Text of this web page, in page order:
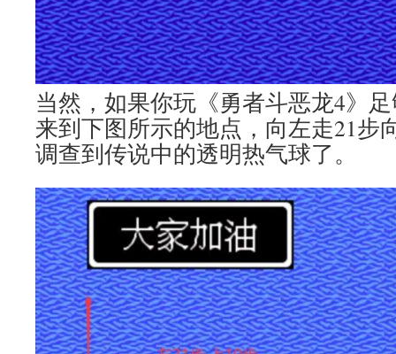
当然，如果你玩《勇者斗恶龙4》
来到下图所示的地点，向左走21步
调查到传说中的透明热气球了。